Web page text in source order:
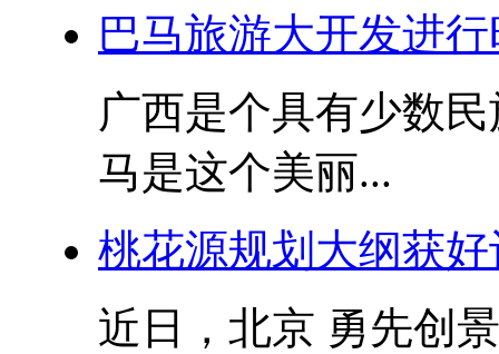
巴马旅游大开发进行
广西是个具有少数
马是这个美丽...
桃花源规划大纲获好
近日，北京 勇先创